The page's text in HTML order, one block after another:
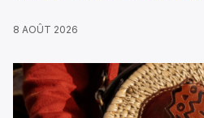
8 AOÛT 2026